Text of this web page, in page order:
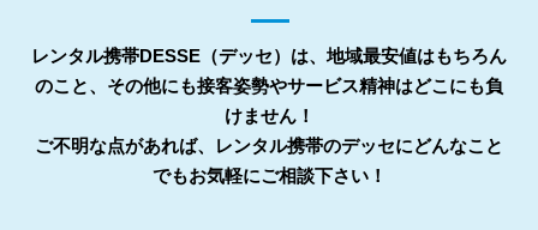
レンタル携帯DESSE（デッセ）は、地域最安値はもちろん
のこと、その他にも接客姿勢やサービス精神はどこにも負
けません！
ご不明な点があれば、レンタル携帯のデッセにどんなこと
でもお気軽にご相談下さい！